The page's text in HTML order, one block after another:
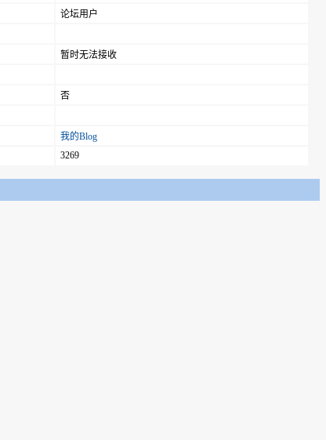
论坛用户
暂时无法接收
否
我的Blog
3269